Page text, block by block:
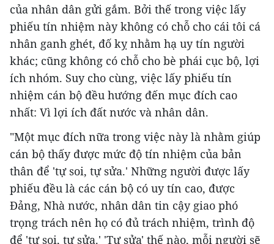
của nhân dân gửi gắm. Bởi thế trong việc lấy
phiếu tín nhiệm này không có chỗ cho cái tôi cá
nhân ganh ghét, đố kỵ nhằm hạ uy tín người
khác; cũng không có chỗ cho bè phái cục bộ, lợi
ích nhóm. Suy cho cùng, việc lấy phiếu tín
nhiệm cán bộ đều hướng đến mục đích cao
nhất: Vì lợi ích đất nước và nhân dân.
"Một mục đích nữa trong việc này là nhằm giúp
cán bộ thấy được mức độ tín nhiệm của bản
thân để 'tự soi, tự sửa.' Những người được lấy
phiếu đều là các cán bộ có uy tín cao, được
Đảng, Nhà nước, nhân dân tin cậy giao phó
trọng trách nên họ có đủ trách nhiệm, trình độ
để 'tự soi, tự sửa.' 'Tự sửa' thế nào, mỗi người sẽ